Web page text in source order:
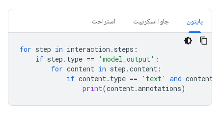
پایتون جاوا اسکریپت استراحت
for step in interaction . steps :
if step . type == 'model_output' :
for content in step .content :
if content. type == 'text' and content
print(content.annotations)